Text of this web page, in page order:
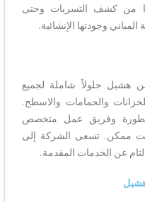
من كشف التسربات وحتى
وجودتها الإنشائية.
هشبل حلولاً شاملة لجميع
والحمامات والاسطح.
وفريق عمل متخصص
ممكن. تسعى الشركة إلى
عن الخدمات المقدمة.